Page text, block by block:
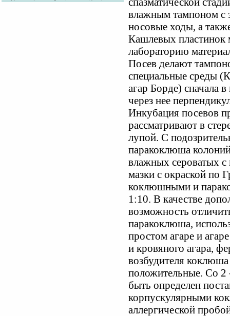
влажным тампоном с
носовые ходы, а
Кашлевых пластинок
лабораторию
Посев делают
специальные среды
агар Борде) сначала
через нее
Инкубация посевов
рассматривают в
лупой. С
паракоклюша
влажных сероватых с
мазки с окраской по
коклюшными и
1:10. В качестве
возможность
паракоклюша,
простом агаре и
и кровяного агара,
возбудителя
положительные. Со 2
быть определен
корпускулярными
аллергической